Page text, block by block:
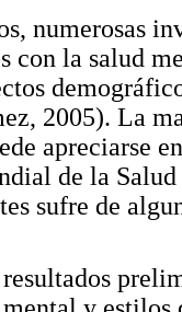
numerosas
con la salud
2005). La
apreciarse
de la
sufre de